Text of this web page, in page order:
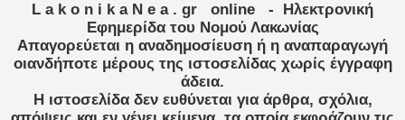
L a k o n i k a N e a . gr
online
- Ηλεκτρονική
Εφημερίδα του Νομού Λακωνίας
Απαγορεύεται η αναδημοσίευση ή η αναπαραγωγή
οιανδήποτε μέρους της ιστοσελίδας χωρίς έγγραφη
άδεια.
Η ιστοσελίδα δεν ευθύνεται για άρθρα, σχόλια,